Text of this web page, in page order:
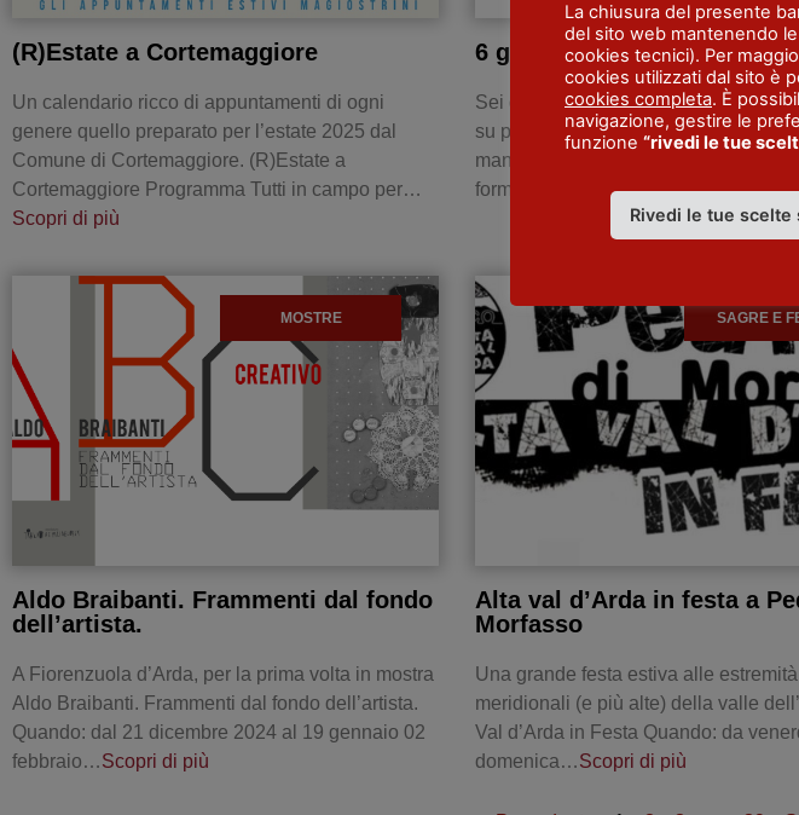
(R)Estate a Cortemaggiore
Un calendario ricco di appuntamenti di ogni
genere quello preparato per l’estate 2025 dal
Comune di Cortemaggiore. (R)Estate a
Cortemaggiore Programma Tutti in campo per…
Scopri di più
6 giorni delle rose
Sei giorni di grandi gare ciclistiche
su pista dal 20 al 25 luglio 2026. Una
manifestazione che, adeguando negli
formula ai…
Scopri di più
MOSTRE
Aldo Braibanti. Frammenti dal fondo
dell’artista.
A Fiorenzuola d’Arda, per la prima volta in mostra
Aldo Braibanti. Frammenti dal fondo dell’artista.
Quando: dal 21 dicembre 2024 al 19 gennaio 02
febbraio…Scopri di più
SAGRE E
Alta val d’Arda in festa a
Morfasso
Una grande festa estiva alle
meridionali (e più alte) della valle
Val d’Arda in Festa Quando: da
domenica…Scopri di più
La chiusura del presente
del sito web mantenendo
cookies tecnici). Per
cookies utilizzati dal sito è
cookies completa. È
navigazione, gestire le
funzione “rivedi le tue
Rivedi le tue scelte